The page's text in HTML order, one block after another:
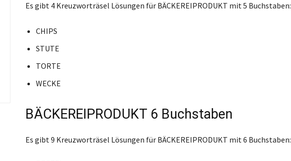
Es gibt 4 Kreuzworträsel Lösungen für BÄCKEREIPRODUKT mit 5 Buchstaben:
CHIPS
STUTE
TORTE
WECKE
BÄCKEREIPRODUKT 6 Buchstaben
Es gibt 9 Kreuzworträsel Lösungen für BÄCKEREIPRODUKT mit 6 Buchstaben: